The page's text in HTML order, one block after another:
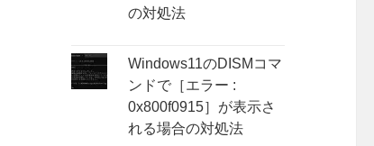
の対処法
Windows11のDISMコマ
ンドで［エラー :
0x800f0915］が表示さ
れる場合の対処法